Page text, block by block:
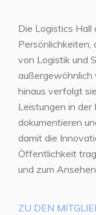
Die Logistics
Persönlichkeiten,
von Logistik und
außergewöhnlich
hinaus verfolgt
Leistungen in der
dokumentieren
damit die
Öffentlichkeit
und zum
ZU DEN